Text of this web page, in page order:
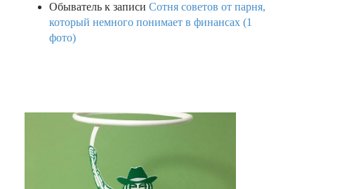
Обыватель к записи Сотня советов от парня,
который немного понимает в финансах (1
фото)